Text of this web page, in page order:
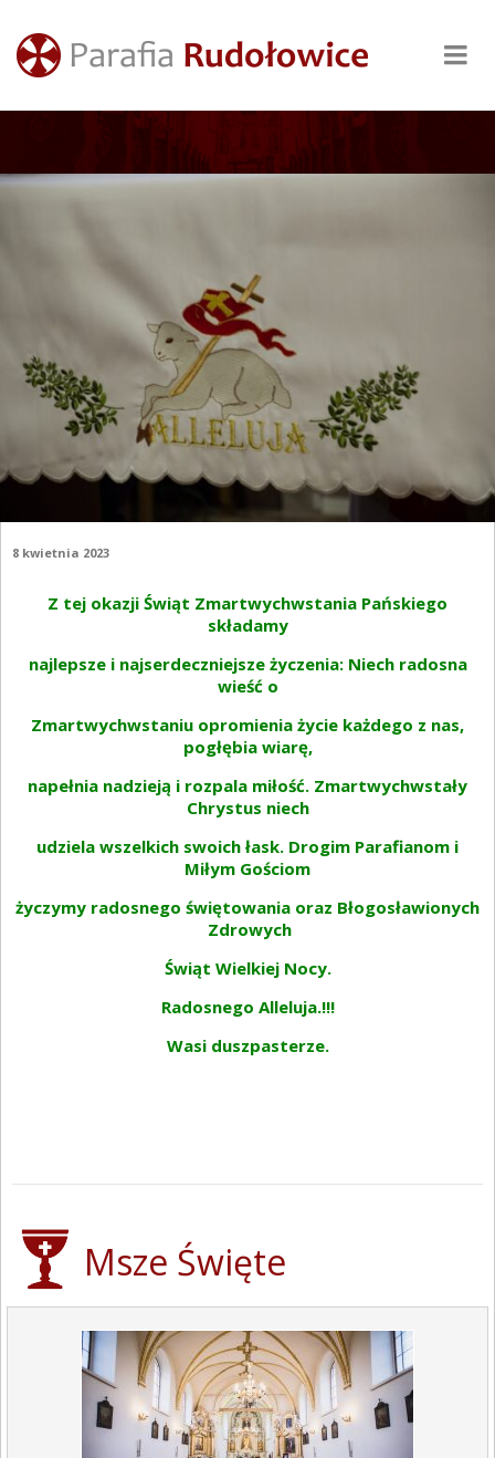
8 kwietnia 2023
Z tej okazji Świąt Zmartwychwstania Pańskiego
składamy
najlepsze i najserdeczniejsze życzenia: Niech radosna
wieść o
Zmartwychwstaniu opromienia życie każdego z nas,
pogłębia wiarę,
napełnia nadzieją i rozpala miłość. Zmartwychwstały
Chrystus niech
udziela wszelkich swoich łask. Drogim Parafianom i
Miłym Gościom
życzymy radosnego świętowania oraz Błogosławionych
Zdrowych
Świąt Wielkiej Nocy.
Radosnego Alleluja.!!!
Wasi duszpasterze.
Msze Święte